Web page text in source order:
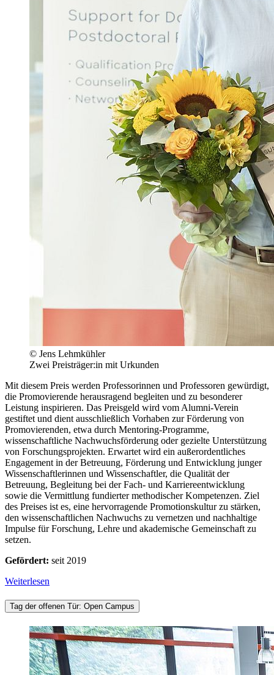
© Jens Lehmkühler
Zwei Preisträger:in mit Urkunden
Mit diesem Preis werden Professorinnen und Professoren gewürdigt,
die Promovierende herausragend begleiten und zu besonderer
Leistung inspirieren. Das Preisgeld wird vom Alumni-Verein
gestiftet und dient ausschließlich Vorhaben zur Förderung von
Promovierenden, etwa durch Mentoring-Programme,
wissenschaftliche Nachwuchsförderung oder gezielte Unterstützung
von Forschungsprojekten. Erwartet wird ein außerordentliches
Engagement in der Betreuung, Förderung und Entwicklung junger
Wissenschaftlerinnen und Wissenschaftler, die Qualität der
Betreuung, Begleitung bei der Fach- und Karriereentwicklung
sowie die Vermittlung fundierter methodischer Kompetenzen. Ziel
des Preises ist es, eine hervorragende Promotionskultur zu stärken,
den wissenschaftlichen Nachwuchs zu vernetzen und nachhaltige
Impulse für Forschung, Lehre und akademische Gemeinschaft zu
setzen.
Gefördert: seit 2019
Weiterlesen
Tag der offenen Tür: Open Campus